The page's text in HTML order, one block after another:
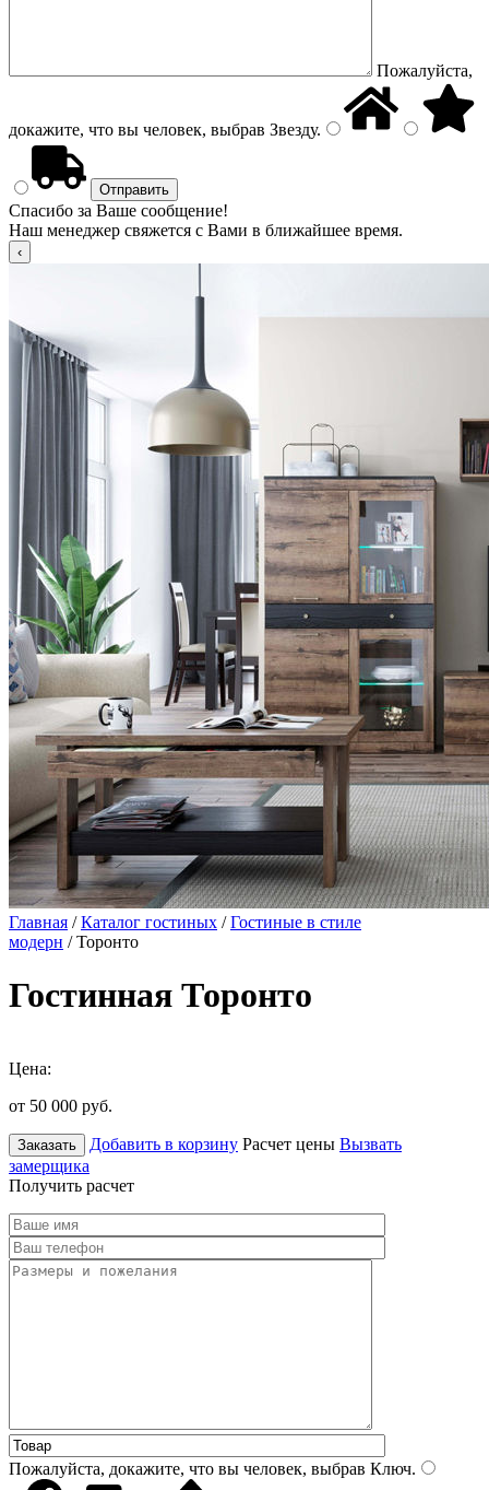
Пожалуйста,
докажите, что вы человек, выбрав Звезду.
Спасибо за Ваше сообщение!
Наш менеджер свяжется с Вами в ближайшее время.
Главная /Каталог гостиных /Гостиные в стиле
модерн / Торонто
Гостинная Торонто
Цена:
от 50 000 руб.
Заказать Добавить в корзину Расчет цены Вызвать
замерщика
Получить расчет
Пожалуйста, докажите, что вы человек, выбрав Ключ.